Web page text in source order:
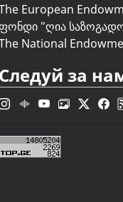
European
"ღია
National
Следуй за